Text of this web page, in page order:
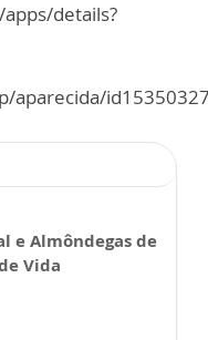
details?
aparecida/
e Almôndegas de
Vida